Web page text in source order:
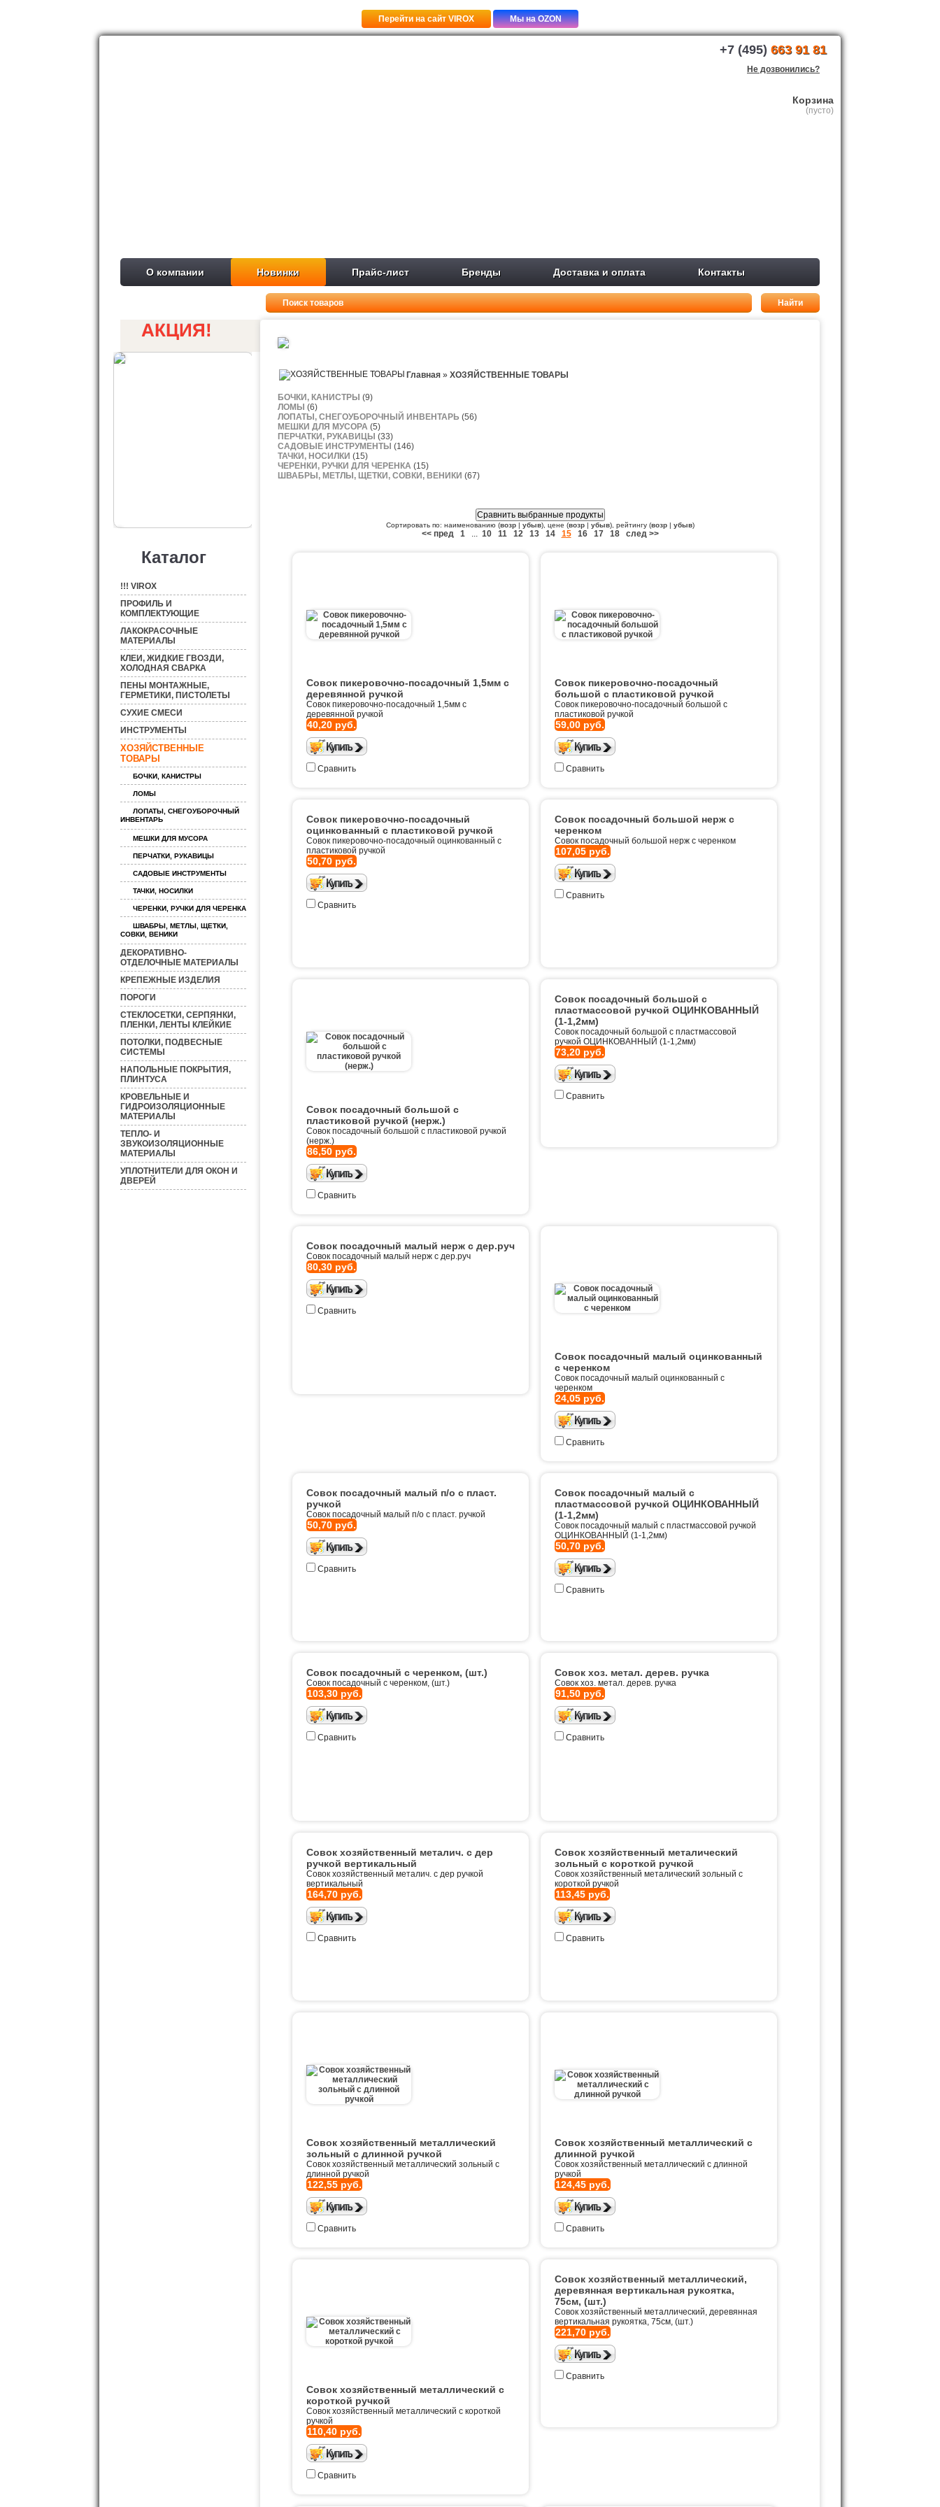
Перейти на сайт VIROX Мы на OZON
+7 (495) 663 91 81
Не дозвонились?
Корзина
(пусто)
О компании Новинки Прайс-лист Бренды Доставка и оплата Контакты
АКЦИЯ!
Каталог
!!! VIROX
ПРОФИЛЬ И
КОМПЛЕКТУЮЩИЕ
ЛАКОКРАСОЧНЫЕ
МАТЕРИАЛЫ
КЛЕИ, ЖИДКИЕ ГВОЗДИ,
ХОЛОДНАЯ СВАРКА
ПЕНЫ МОНТАЖНЫЕ,
ГЕРМЕТИКИ, ПИСТОЛЕТЫ
СУХИЕ СМЕСИ
ИНСТРУМЕНТЫ
ХОЗЯЙСТВЕННЫЕ
ТОВАРЫ
БОЧКИ, КАНИСТРЫ
ЛОМЫ
ЛОПАТЫ, СНЕГОУБОРОЧНЫЙ
ИНВЕНТАРЬ
МЕШКИ ДЛЯ МУСОРА
ПЕРЧАТКИ, РУКАВИЦЫ
САДОВЫЕ ИНСТРУМЕНТЫ
ТАЧКИ, НОСИЛКИ
ЧЕРЕНКИ, РУЧКИ ДЛЯ ЧЕРЕНКА
ШВАБРЫ, МЕТЛЫ, ЩЕТКИ,
СОВКИ, ВЕНИКИ
ДЕКОРАТИВНО-
ОТДЕЛОЧНЫЕ МАТЕРИАЛЫ
КРЕПЕЖНЫЕ ИЗДЕЛИЯ
ПОРОГИ
СТЕКЛОСЕТКИ, СЕРПЯНКИ,
ПЛЕНКИ, ЛЕНТЫ КЛЕЙКИЕ
ПОТОЛКИ, ПОДВЕСНЫЕ
СИСТЕМЫ
НАПОЛЬНЫЕ ПОКРЫТИЯ,
ПЛИНТУСА
КРОВЕЛЬНЫЕ И
ГИДРОИЗОЛЯЦИОННЫЕ
МАТЕРИАЛЫ
ТЕПЛО- И
ЗВУКОИЗОЛЯЦИОННЫЕ
МАТЕРИАЛЫ
УПЛОТНИТЕЛИ ДЛЯ ОКОН И
ДВЕРЕЙ
Главная » ХОЗЯЙСТВЕННЫЕ ТОВАРЫ
БОЧКИ, КАНИСТРЫ (9)
ЛОМЫ (6)
ЛОПАТЫ, СНЕГОУБОРОЧНЫЙ ИНВЕНТАРЬ (56)
МЕШКИ ДЛЯ МУСОРА (5)
ПЕРЧАТКИ, РУКАВИЦЫ (33)
САДОВЫЕ ИНСТРУМЕНТЫ (146)
ТАЧКИ, НОСИЛКИ (15)
ЧЕРЕНКИ, РУЧКИ ДЛЯ ЧЕРЕНКА (15)
ШВАБРЫ, МЕТЛЫ, ЩЕТКИ, СОВКИ, ВЕНИКИ (67)
Сортировать по: наименованию (возр| убыв), цене (возр| убыв), рейтингу (возр| убыв)
<< пред 1... 10 11 12 13 14 15 16 17 18 след >>
Совок пикеровочно-посадочный 1,5мм с
деревянной ручкой
Совок пикеровочно-посадочный 1,5мм с
деревянной ручкой
40,20 руб.
Сравнить
Совок пикеровочно-посадочный
большой с пластиковой ручкой
Совок пикеровочно-посадочный большой с
пластиковой ручкой
59,00 руб.
Сравнить
Совок пикеровочно-посадочный
оцинкованный с пластиковой ручкой
Совок пикеровочно-посадочный оцинкованный с
пластиковой ручкой
50,70 руб.
Сравнить
Совок посадочный большой нерж с
черенком
Совок посадочный большой нерж с черенком
107,05 руб.
Сравнить
Совок посадочный большой с
пластиковой ручкой (нерж.)
Совок посадочный большой с пластиковой ручкой
(нерж.)
86,50 руб.
Сравнить
Совок посадочный большой с
пластмассовой ручкой ОЦИНКОВАННЫЙ
(1-1,2мм)
Совок посадочный большой с пластмассовой
ручкой ОЦИНКОВАННЫЙ (1-1,2мм)
73,20 руб.
Сравнить
Совок посадочный малый нерж с дер.руч
Совок посадочный малый нерж с дер.руч
80,30 руб.
Сравнить
Совок посадочный малый оцинкованный
с черенком
Совок посадочный малый оцинкованный с
черенком
24,05 руб.
Сравнить
Совок посадочный малый п/о с пласт.
ручкой
Совок посадочный малый п/о с пласт. ручкой
50,70 руб.
Сравнить
Совок посадочный малый с
пластмассовой ручкой ОЦИНКОВАННЫЙ
(1-1,2мм)
Совок посадочный малый с пластмассовой ручкой
ОЦИНКОВАННЫЙ (1-1,2мм)
50,70 руб.
Сравнить
Совок посадочный с черенком, (шт.)
Совок посадочный с черенком, (шт.)
103,30 руб.
Сравнить
Совок хоз. метал. дерев. ручка
Совок хоз. метал. дерев. ручка
91,50 руб.
Сравнить
Совок хозяйственный металич. с дер
ручкой вертикальный
Совок хозяйственный металич. с дер ручкой
вертикальный
164,70 руб.
Сравнить
Совок хозяйственный металический
зольный с короткой ручкой
Совок хозяйственный металический зольный с
короткой ручкой
113,45 руб.
Сравнить
Совок хозяйственный металлический
зольный с длинной ручкой
Совок хозяйственный металлический зольный с
длинной ручкой
122,55 руб.
Сравнить
Совок хозяйственный металлический с
длинной ручкой
Совок хозяйственный металлический с длинной
ручкой
124,45 руб.
Сравнить
Совок хозяйственный металлический с
короткой ручкой
Совок хозяйственный металлический с короткой
ручкой
110,40 руб.
Сравнить
Совок хозяйственный металлический,
деревянная вертикальная рукоятка,
75см, (шт.)
Совок хозяйственный металлический, деревянная
вертикальная рукоятка, 75см, (шт.)
221,70 руб.
Сравнить